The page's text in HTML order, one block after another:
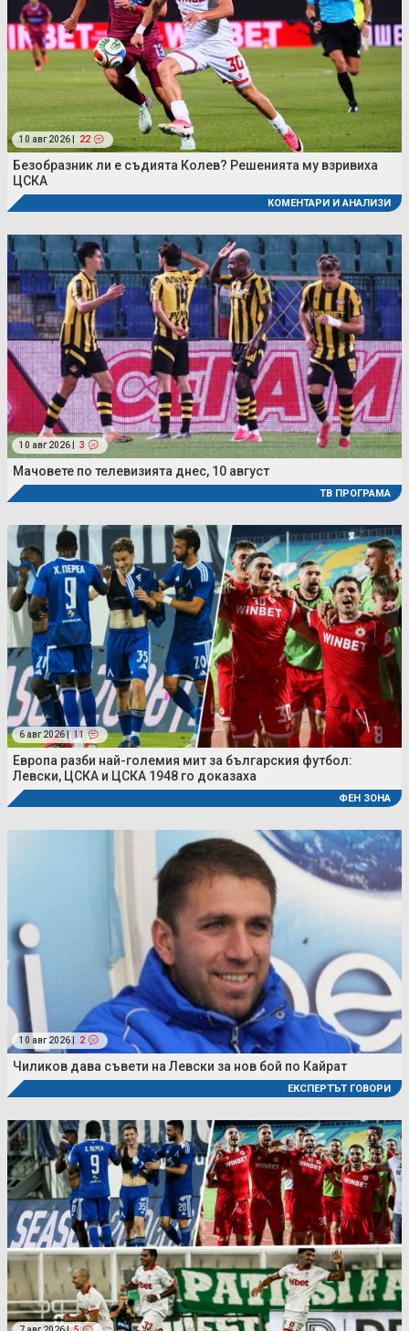
10 авг 2026 | 22
Безобразник ли е съдията Колев? Решенията му взривиха
ЦСКА
КОМЕНТАРИ И АНАЛИЗИ
10 авг 2026 | 3
Мачовете по телевизията днес, 10 август
ТВ ПРОГРАМА
6 авг 2026 | 11
Европа разби най-големия мит за българския футбол:
Левски, ЦСКА и ЦСКА 1948 го доказаха
ФЕН ЗОНА
10 авг 2026 | 2
Чиликов дава съвети на Левски за нов бой по Кайрат
ЕКСПЕРТЪТ ГОВОРИ